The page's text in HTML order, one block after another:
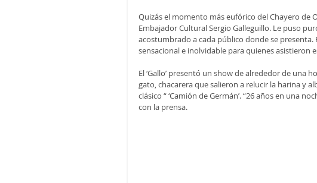
Quizás el momento más eufórico del Chayero de
Embajador Cultural Sergio Galleguillo. Le puso
acostumbrado a cada público donde se
sensacional e inolvidable para quienes asistieron
El ‘Gallo’ presentó un show de alrededor de una
gato, chacarera que salieron a relucir la harina y
clásico “ ‘Camión de Germán’. “26 años en una
con la prensa.